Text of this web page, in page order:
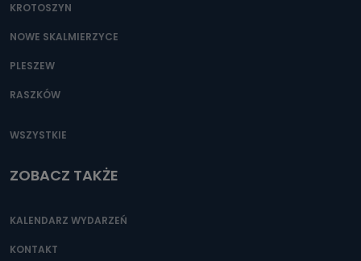
KROTOSZYN
NOWE SKALMIERZYCE
PLESZEW
RASZKÓW
WSZYSTKIE
ZOBACZ TAKŻE
KALENDARZ WYDARZEŃ
KONTAKT